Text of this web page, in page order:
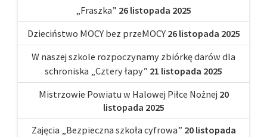
„Fraszka” 26 listopada 2025
Dzieciństwo MOCY bez przeMOCY 26 listopada 2025
W naszej szkole rozpoczynamy zbiórkę darów dla
schroniska „Cztery łapy” 21 listopada 2025
Mistrzowie Powiatu w Halowej Piłce Nożnej 20
listopada 2025
Zajęcia „Bezpieczna szkoła cyfrowa” 20 listopada